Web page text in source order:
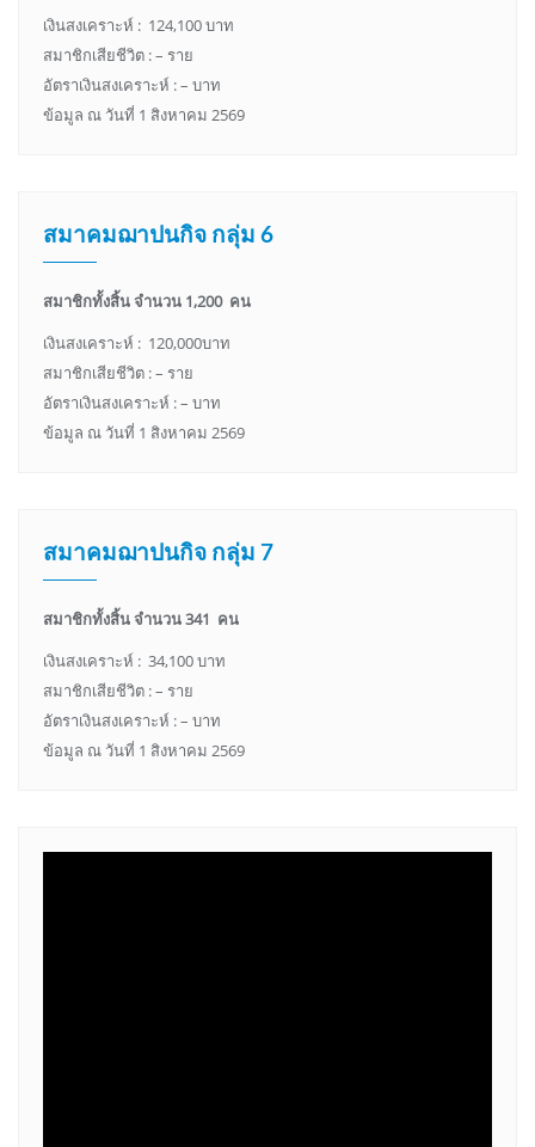
เงินสงเคราะห์ : 124,100 บาท
สมาชิกเสียชีวิต : – ราย
อัตราเงินสงเคราะห์ : – บาท
ข้อมูล ณ วันที่ 1 สิงหาคม 2569
สมาคมฌาปนกิจ กลุ่ม 6
สมาชิกทั้งสิ้น จำนวน 1,200 คน
เงินสงเคราะห์ : 120,000บาท
สมาชิกเสียชีวิต : – ราย
อัตราเงินสงเคราะห์ : – บาท
ข้อมูล ณ วันที่ 1 สิงหาคม 2569
สมาคมฌาปนกิจ กลุ่ม 7
สมาชิกทั้งสิ้น จำนวน 341 คน
เงินสงเคราะห์ : 34,100 บาท
สมาชิกเสียชีวิต : – ราย
อัตราเงินสงเคราะห์ : – บาท
ข้อมูล ณ วันที่ 1 สิงหาคม 2569